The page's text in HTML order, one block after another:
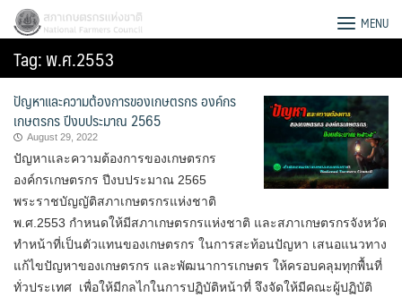
Skip
content
สภาเกษตรกรแห่งชาติ MENU
Tag:พ.ศ.2553
ปัญหาและความต้องการของเกษตรกร องค์กร
เกษตรกร ปีงบประมาณ 2565
August 29, 2022
ปัญหาและความต้องการของเกษตรกร
องค์กรเกษตรกร ปีงบประมาณ 2565
พระราชบัญญัติสภาเกษตรกรแห่งชาติ
พ.ศ.2553 กำหนดให้มีสภาเกษตรกรแห่งชาติ และสภาเกษตรกรจังหวัด
ทำหน้าที่เป็นตัวแทนของเกษตรกร ในการสะท้อนปัญหา เสนอแนวทาง
แก้ไขปัญหาของเกษตรกร และพัฒนาการเกษตร ให้ครอบคลุมทุกพื้นที่
ทั่วประเทศ เพื่อให้มีกลไกในการปฏิบัติหน้าที่ จึงจัดให้มีคณะผู้ปฏิบัติ